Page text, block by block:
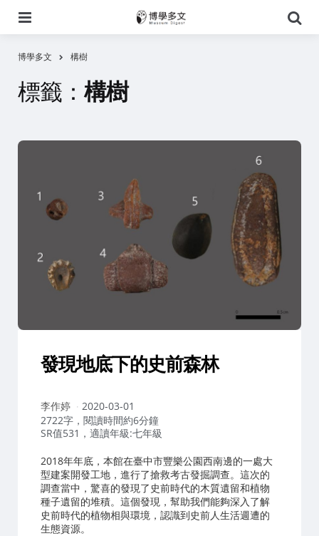
尋
博學多文 構樹
標籤： 構樹
發現地底下的史前森林
作
者：
李作婷
2020-03-01
2722字，閱讀時間約6分鐘
SR值531，適讀年級:七年級
2018年年底，本館在臺中市豐樂公園西南邊的一處大
型建案開發工地，進行了搶救考古發掘調查。這次的
調查當中，驚喜的發現了史前時代的木質遺留和植物
種子遺留的堆積。這個發現，幫助我們能夠深入了解
史前時代的植物相與環境，認識到史前人生活週遭的
生態資源。